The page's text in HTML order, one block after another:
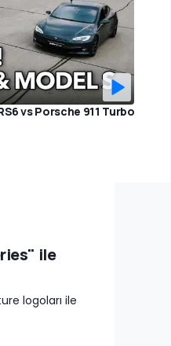
vs Porsche 911 Turbo
ile
logoları ile